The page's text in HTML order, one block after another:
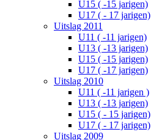
U15 ( -15 jarigen)
U17 ( - 17 jarigen)
Uitslag 2011
U11 ( -11 jarigen)
U13 ( -13 jarigen)
U15 ( -15 jarigen)
U17 ( -17 jarigen)
Uitslag 2010
U11 ( -11 jarigen )
U13 ( -13 jarigen)
U15 ( - 15 jarigen)
U17 ( - 17 jarigen)
Uitslag 2009